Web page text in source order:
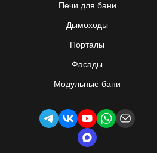
Печи для бани
Дымоходы
Порталы
Фасады
Модульные бани